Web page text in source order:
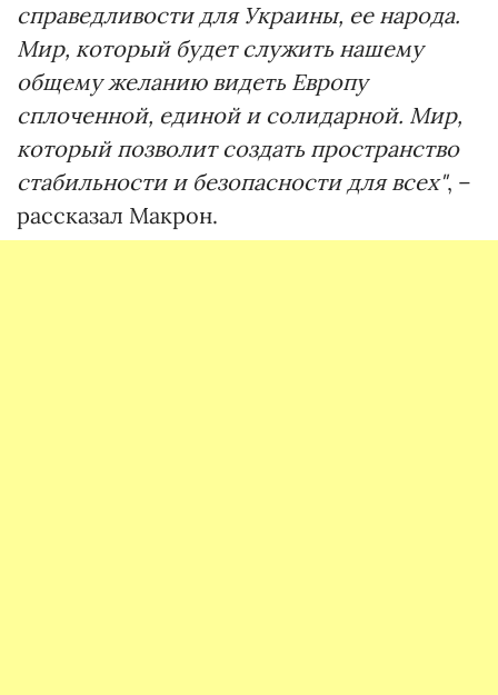
справедливости для Украины, ее народа.
Мир, который будет служить нашему
общему желанию видеть Европу
сплоченной, единой и солидарной. Мир,
который позволит создать пространство
стабильности и безопасности для всех", –
рассказал Макрон.